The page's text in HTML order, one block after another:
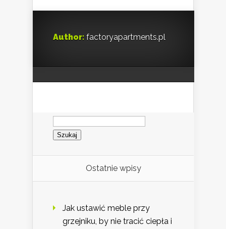
Author: factoryapartments.pl
Szukaj:
Ostatnie wpisy
Jak ustawić meble przy
grzejniku, by nie tracić ciepła i